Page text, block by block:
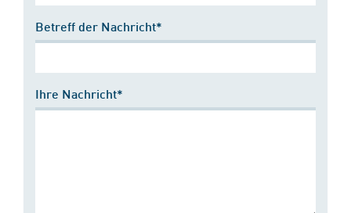
Betreff der Nachricht*
Ihre Nachricht*